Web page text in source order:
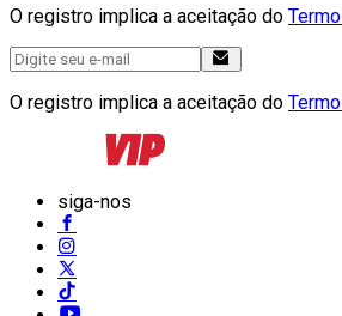
O registro implica a aceitação do
O registro implica a aceitação do
siga-nos